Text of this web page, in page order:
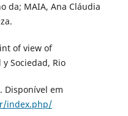
da; MAIA, Ana Cláudia
of view of
Sociedad, Rio
Disponível em
index.php/